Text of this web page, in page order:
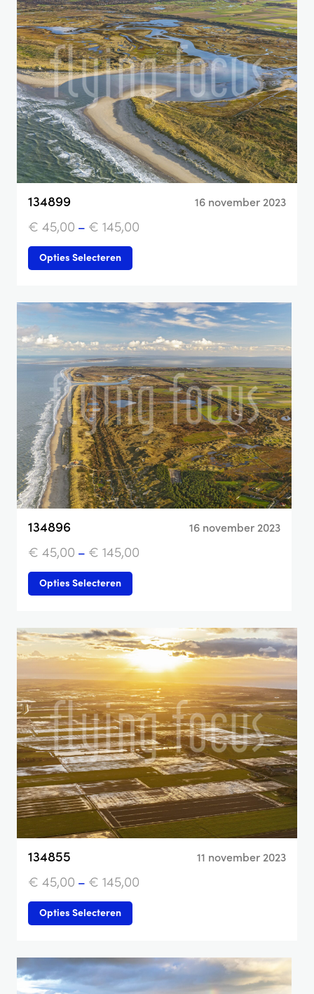
134899 16 november 2023
€ 45,00 – € 145,00
Opties Selecteren
134896 16 november 2023
€ 45,00 – € 145,00
Opties Selecteren
134855 11 november 2023
€ 45,00 – € 145,00
Opties Selecteren